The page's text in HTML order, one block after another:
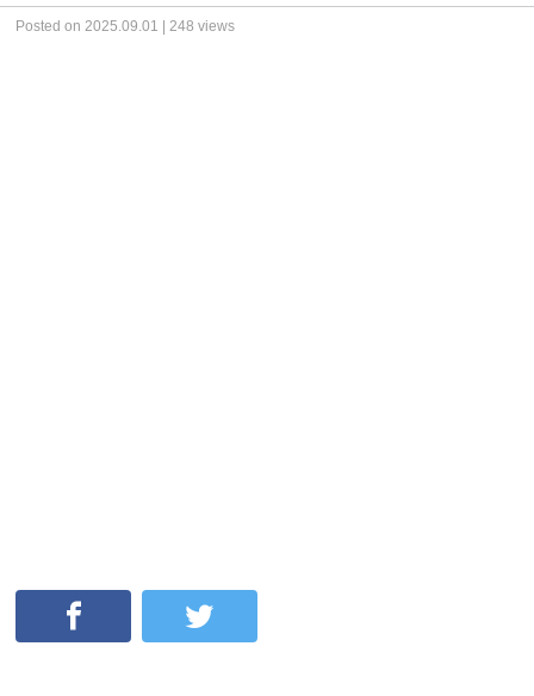
Posted on 2025.09.01 | 248 views